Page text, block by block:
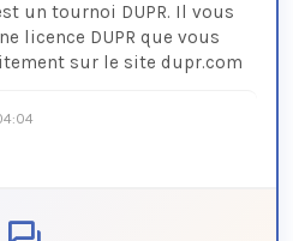
un tournoi DUPR. Il vous
licence DUPR que vous
sur le site dupr.com